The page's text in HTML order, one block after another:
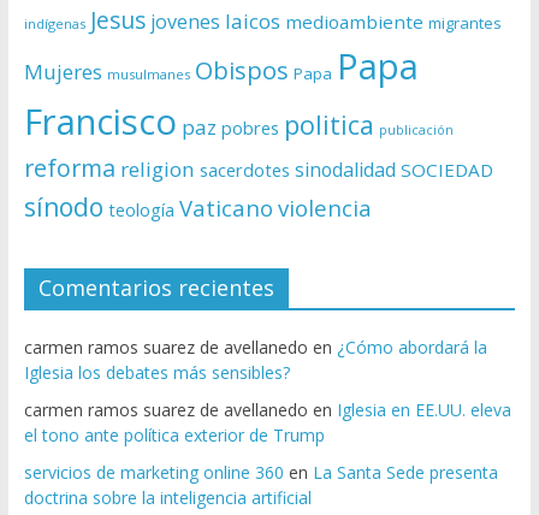
indígenas Jesus jovenes laicos medioambiente migrantes
Mujeres musulmanes Obispos Papa Papa
Francisco paz pobres politica publicación
reforma religion sacerdotes sinodalidad SOCIEDAD
sínodo teología Vaticano violencia
Comentarios recientes
carmen ramos suarez de avellanedo en ¿Cómo abordará la
Iglesia los debates más sensibles?
carmen ramos suarez de avellanedo en Iglesia en EE.UU. eleva
el tono ante política exterior de Trump
servicios de marketing online 360 en La Santa Sede presenta
doctrina sobre la inteligencia artificial